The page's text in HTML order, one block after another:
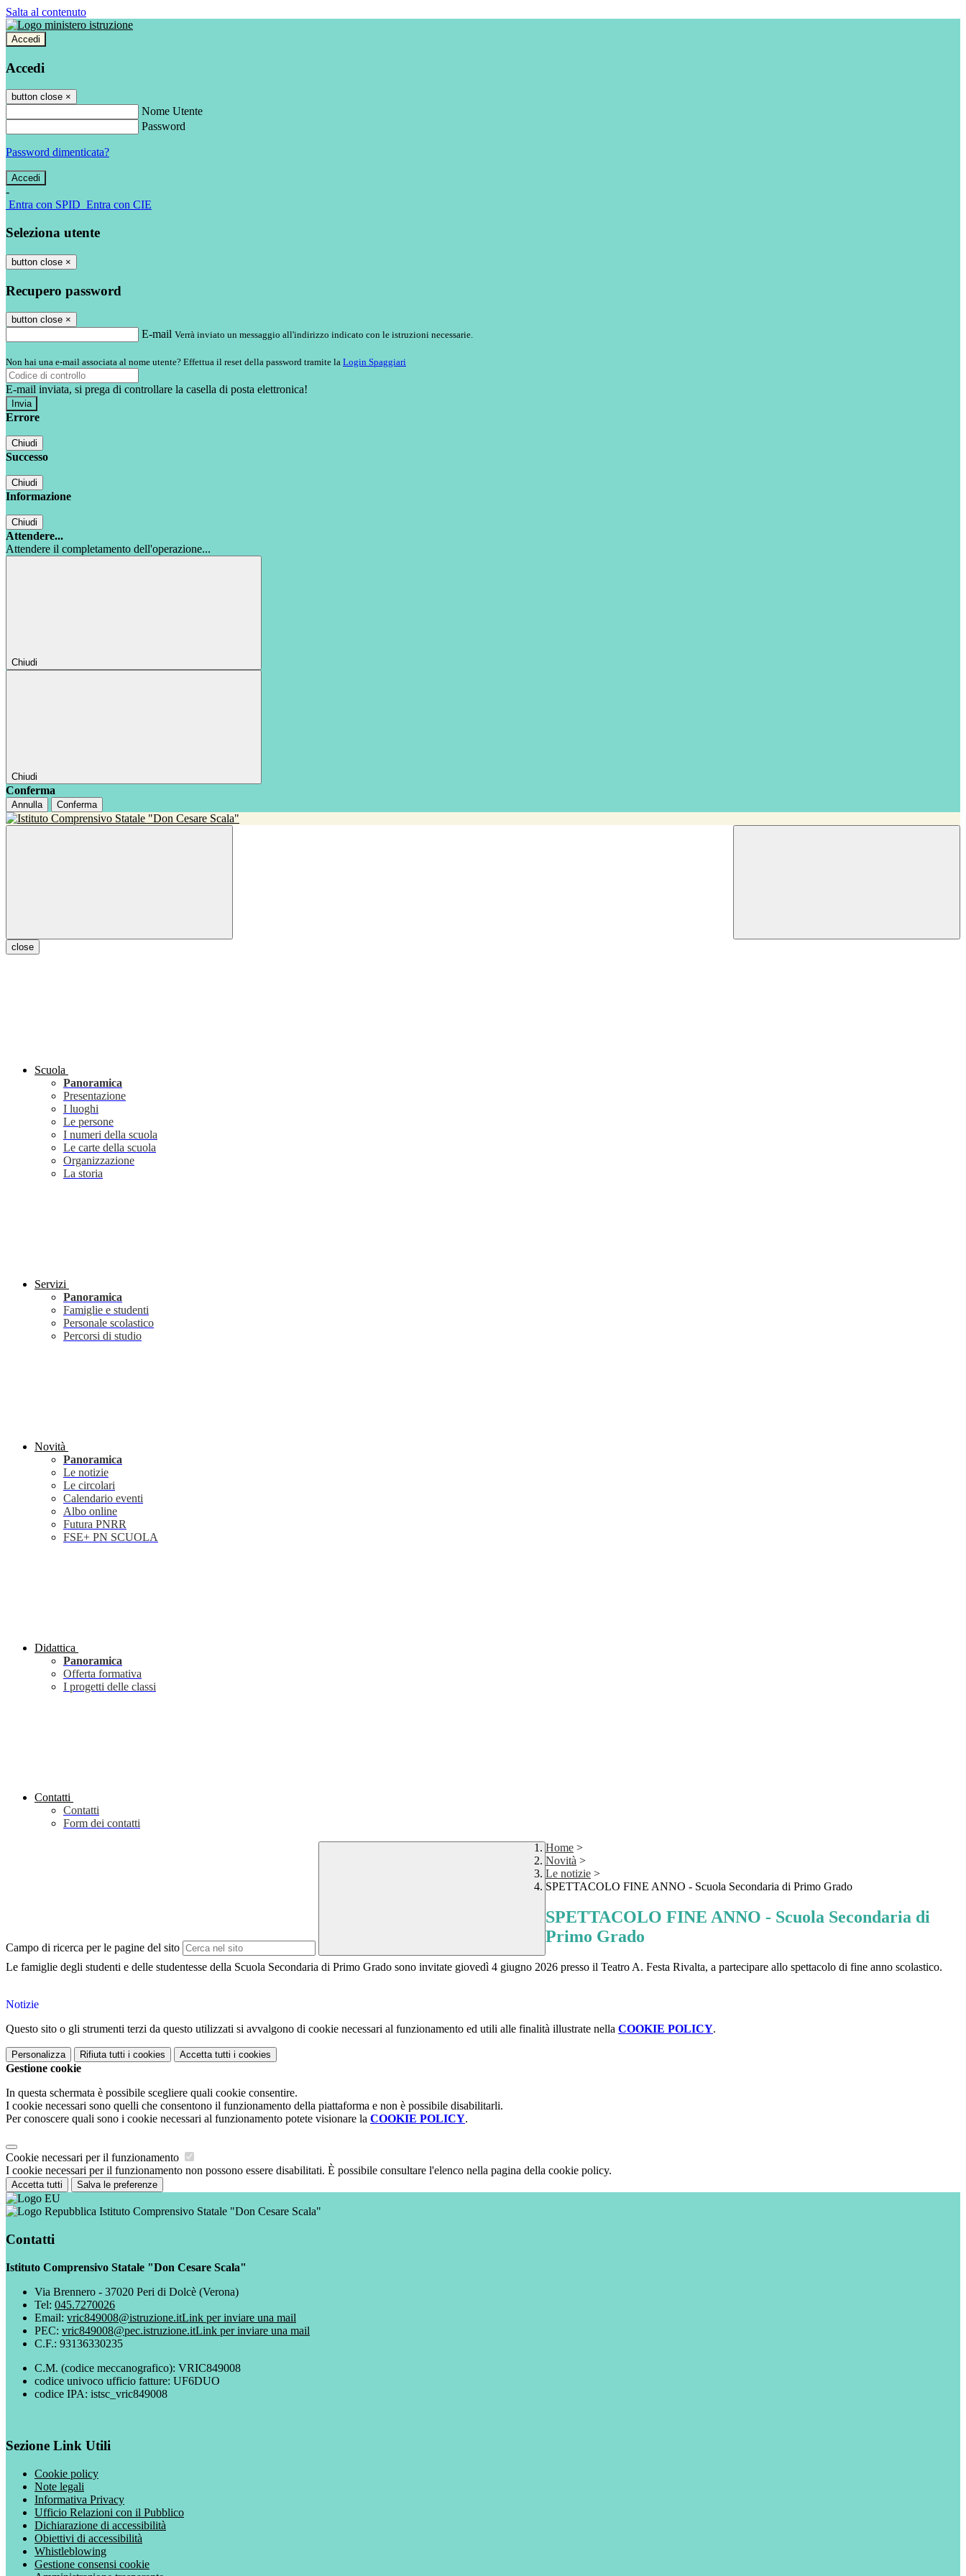
Salta al contenuto
Accedi
Accedi
button close ×
Nome Utente
Password
Password dimenticata?
-
Entra con SPID Entra con CIE
Seleziona utente
button close ×
Recupero password
button close ×
E-mail Verrà inviato un messaggio all'indirizzo indicato con le istruzioni necessarie.
Non hai una e-mail associata al nome utente? Effettua il reset della password tramite la Login Spaggiari
E-mail inviata, si prega di controllare la casella di posta elettronica!
Errore
Chiudi
Successo
Chiudi
Informazione
Chiudi
Attendere...
Attendere il completamento dell'operazione...
Chiudi
Chiudi
Conferma
Annulla Conferma
close
Scuola
Panoramica
Presentazione
I luoghi
Le persone
I numeri della scuola
Le carte della scuola
Organizzazione
La storia
Servizi
Panoramica
Famiglie e studenti
Personale scolastico
Percorsi di studio
Novità
Panoramica
Le notizie
Le circolari
Calendario eventi
Albo online
Futura PNRR
FSE+ PN SCUOLA
Didattica
Panoramica
Offerta formativa
I progetti delle classi
Contatti
Contatti
Form dei contatti
Campo di ricerca per le pagine del sito
Home >
Novità >
Le notizie >
SPETTACOLO FINE ANNO - Scuola Secondaria di Primo Grado
SPETTACOLO FINE ANNO - Scuola Secondaria di
Primo Grado
Le famiglie degli studenti e delle studentesse della Scuola Secondaria di Primo Grado sono invitate giovedì 4 giugno 2026 presso il Teatro A. Festa Rivalta, a partecipare allo spettacolo di fine anno scolastico.
Notizie
Questo sito o gli strumenti terzi da questo utilizzati si avvalgono di cookie necessari al funzionamento ed utili alle finalità illustrate nella COOKIE POLICY.
Personalizza Rifiuta tutti i cookies Accetta tutti i cookies
Gestione cookie
In questa schermata è possibile scegliere quali cookie consentire.
I cookie necessari sono quelli che consentono il funzionamento della piattaforma e non è possibile disabilitarli.
Per conoscere quali sono i cookie necessari al funzionamento potete visionare la COOKIE POLICY.
Cookie necessari per il funzionamento
I cookie necessari per il funzionamento non possono essere disabilitati. È possibile consultare l'elenco nella pagina della cookie policy.
Accetta tutti Salva le preferenze
Istituto Comprensivo Statale "Don Cesare Scala"
Contatti
Istituto Comprensivo Statale "Don Cesare Scala"
Via Brennero - 37020 Peri di Dolcè (Verona)
Tel: 045.7270026
Email: vric849008@istruzione.itLink per inviare una mail
PEC: vric849008@pec.istruzione.itLink per inviare una mail
C.F.: 93136330235
C.M. (codice meccanografico): VRIC849008
codice univoco ufficio fatture: UF6DUO
codice IPA: istsc_vric849008
Sezione Link Utili
Cookie policy
Note legali
Informativa Privacy
Ufficio Relazioni con il Pubblico
Dichiarazione di accessibilità
Obiettivi di accessibilità
Whistleblowing
Gestione consensi cookie